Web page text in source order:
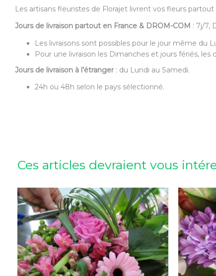
Les artisans fleuristes de Florajet livrent vos fleurs
Jours de livraison partout en France & DROM-COM : 7j/7,
Les livraisons sont possibles pour le jour même du
Pour une livraison les Dimanches et jours fériés,
Jours de livraison à l’étranger : du Lundi au Samedi.
24h ou 48h selon le pays sélectionné.
Ces articles devraient vous